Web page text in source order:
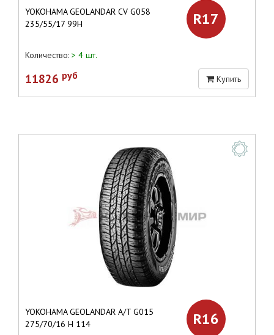
YOKOHAMA GEOLANDAR CV G058
235/55/17 99H
R17
Количество: > 4 шт.
11826 руб Купить
YOKOHAMA GEOLANDAR A/T G015
275/70/16 H 114
R16